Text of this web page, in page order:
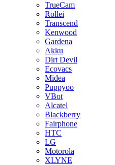
TrueCam
Rollei
Transcend
Kenwood
Gardena
Akku
Dirt Devil
Ecovacs
Midea
Puppyoo
VBot
Alcatel
Blackberry
Fairphone
HTC
LG
Motorola
XLYNE